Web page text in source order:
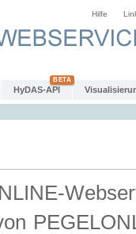
Hilfe
HyDAS-API